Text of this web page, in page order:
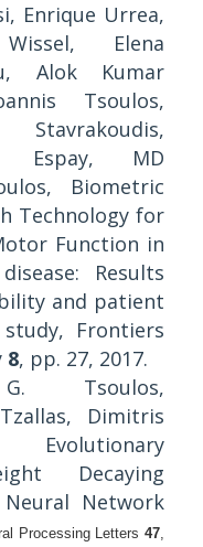
Enrique Urrea,
Elena
Alok Kumar
Tsoulos,
Stavrakoudis,
Espay, MD
Biometric
Technology for
Function in
Results
and patient
Frontiers
8, pp. 27, 2017.
Tsoulos,
Dimitris
Evolutionary
Decaying
Network
Processing Letters 47,